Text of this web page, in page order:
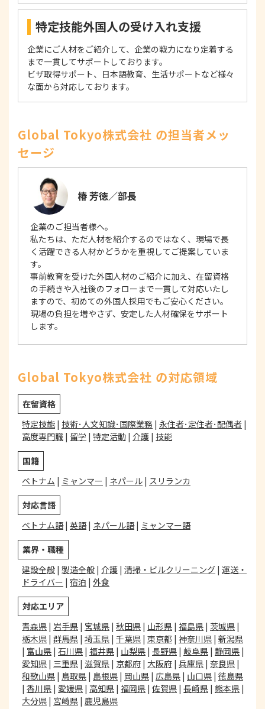
特定技能外国人の受け入れ支援
企業にご人材をご紹介して、企業の戦力になり定着する
まで一貫してサポートしております。
ビザ取得サポート、日本語教育、生活サポートなど様々
な面から対応しております。
Global Tokyo株式会社 の担当者メッ
セージ
椿 芳徳／部長
企業のご担当者様へ。
私たちは、ただ人材を紹介するのではなく、現場で長
く活躍できる人材かどうかを重視してご提案していま
す。
事前教育を受けた外国人材のご紹介に加え、在留資格
の手続きや入社後のフォローまで一貫して対応いたし
ますので、初めての外国人採用でもご安心ください。
現場の負担を増やさず、安定した人材確保をサポート
します。
Global Tokyo株式会社 の対応領域
在留資格
特定技能 | 技術･人文知識･国際業務 | 永住者･定住者･配偶者 |
高度専門職 | 留学 | 特定活動 | 介護 | 技能
国籍
ベトナム | ミャンマー | ネパール | スリランカ
対応言語
ベトナム語| 英語| ネパール語| ミャンマー語
業界・職種
建設全般 | 製造全般 | 介護 | 清掃・ビルクリーニング | 運送・
ドライバー | 宿泊 | 外食
対応エリア
青森県 | 岩手県 | 宮城県 | 秋田県 | 山形県 | 福島県 | 茨城県 |
栃木県 | 群馬県 | 埼玉県 | 千葉県 | 東京都 | 神奈川県 | 新潟県
| 富山県 | 石川県 | 福井県 | 山梨県 | 長野県 | 岐阜県 | 静岡県 |
愛知県 | 三重県 | 滋賀県 | 京都府 | 大阪府 | 兵庫県 | 奈良県 |
和歌山県 | 鳥取県 | 島根県 | 岡山県 | 広島県 | 山口県 | 徳島県
| 香川県 | 愛媛県 | 高知県 | 福岡県 | 佐賀県 | 長崎県 | 熊本県 |
大分県 | 宮崎県 | 鹿児島県